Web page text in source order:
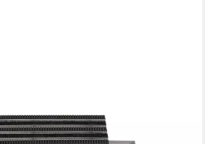
DIPLOMAT + Bodenwanne, Rips
Höhe: 75 mm, Größe: 600x400